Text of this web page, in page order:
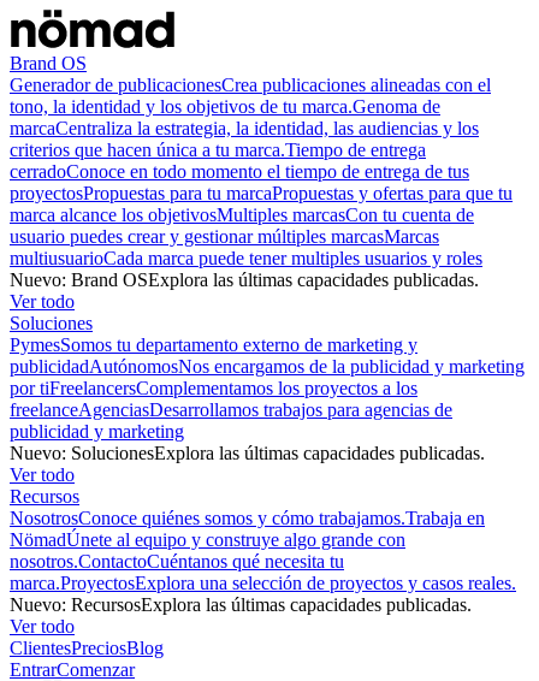
Brand OS
Generador de publicacionesCrea publicaciones alineadas con el
tono, la identidad y los objetivos de tu marca.Genoma de
marcaCentraliza la estrategia, la identidad, las audiencias y los
criterios que hacen única a tu marca.Tiempo de entrega
cerradoConoce en todo momento el tiempo de entrega de tus
proyectosPropuestas para tu marcaPropuestas y ofertas para que tu
marca alcance los objetivosMultiples marcasCon tu cuenta de
usuario puedes crear y gestionar múltiples marcasMarcas
multiusuarioCada marca puede tener multiples usuarios y roles
Nuevo: Brand OSExplora las últimas capacidades publicadas.
Ver todo
Soluciones
PymesSomos tu departamento externo de marketing y
publicidadAutónomosNos encargamos de la publicidad y marketing
por tiFreelancersComplementamos los proyectos a los
freelanceAgenciasDesarrollamos trabajos para agencias de
publicidad y marketing
Nuevo: SolucionesExplora las últimas capacidades publicadas.
Ver todo
Recursos
NosotrosConoce quiénes somos y cómo trabajamos.Trabaja en
NömadÚnete al equipo y construye algo grande con
nosotros.ContactoCuéntanos qué necesita tu
marca.ProyectosExplora una selección de proyectos y casos reales.
Nuevo: RecursosExplora las últimas capacidades publicadas.
Ver todo
ClientesPreciosBlog
EntrarComenzar